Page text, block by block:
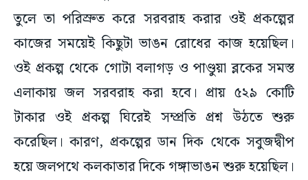
তুলে তা পরিস্রুত করে সরবরাহ করার ওই প্রকল্পের
কাজের সময়েই কিছুটা ভাঙন রোধের কাজ হয়েছিল।
ওই প্রকল্প থেকে গোটা বলাগড় ও পাণ্ডুয়া ব্লকের সমস্ত
এলাকায় জল সরবরাহ করা হবে। প্রায় ৫২৯ কোটি
টাকার ওই প্রকল্প ঘিরেই সম্প্রতি প্রশ্ন উঠতে শুরু
করেছিল। কারণ, প্রকল্পের ডান দিক থেকে সবুজদ্বীপ
হয়ে জলপথে কলকাতার দিকে গঙ্গাভাঙন শুরু হয়েছিল।